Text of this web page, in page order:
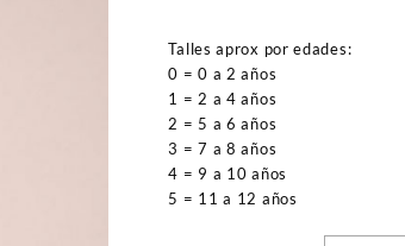
Talles aprox por edades:
0 = 0 a 2 años
1 = 2 a 4 años
2 = 5 a 6 años
3 = 7 a 8 años
4 = 9 a 10 años
5 = 11 a 12 años